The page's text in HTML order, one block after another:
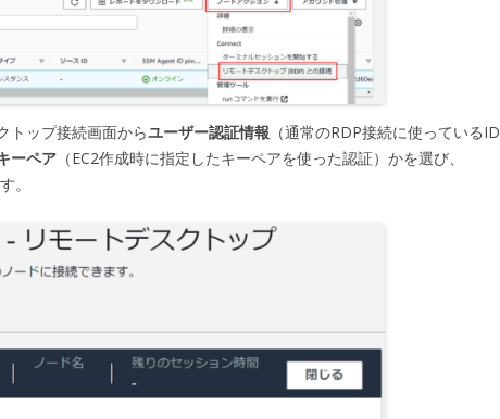
トップ接続画面からユーザー認証情報 （通常のRDP接続に使っているID
ーペア （EC2作成時に指定したキーペアを使った認証）かを選び、
。